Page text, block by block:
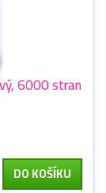
6000 stran
DO KOŠÍKU